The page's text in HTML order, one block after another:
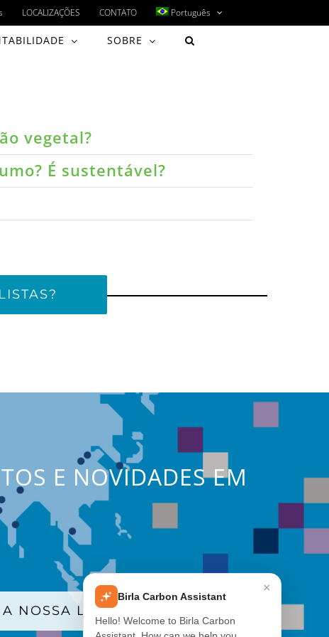
LOCALIZAÇÕES CONTATO Português
SOBRE
vegetal?
É sustentável?
E NOVIDADES EM
NOSSA LISTA DE E-MAILS
×
Birla Carbon Assistant
Hello! Welcome to Birla Carbon